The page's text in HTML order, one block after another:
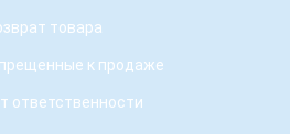
товара
к продаже
ответственности